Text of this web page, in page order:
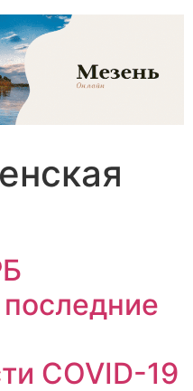
COVID-19